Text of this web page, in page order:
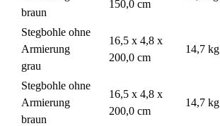
braun
150,0 cm
Stegbohle ohne
Armierung
grau
16,5 x 4,8 x
200,0 cm
14,7 kg
Stegbohle ohne
Armierung
braun
16,5 x 4,8 x
200,0 cm
14,7 kg